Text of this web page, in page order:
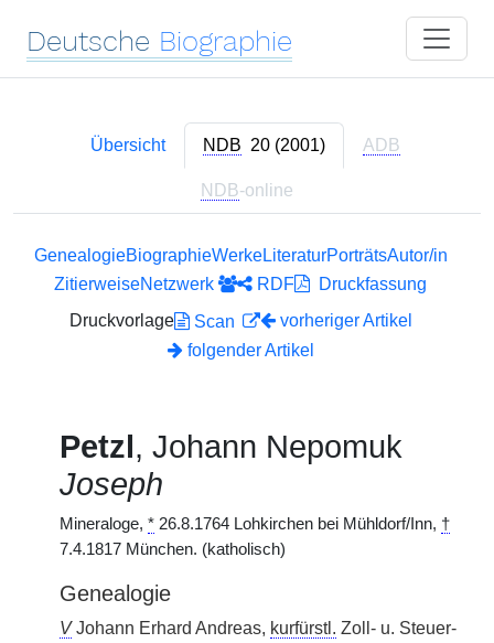
Deutsche Biographie
Übersicht NDB 20 (2001) ADB
NDB-online
GenealogieBiographieWerkeLiteraturPorträtsAutor/in
ZitierweiseNetzwerk RDF
Druckfassung
Druckvorlage
Scan
vorheriger Artikel
folgender Artikel
Petzl, Johann Nepomuk
Joseph
Mineraloge, * 26.8.1764 Lohkirchen bei Mühldorf/Inn, †
7.4.1817 München. (katholisch)
Genealogie
VJohann Erhard Andreas, kurfürstl. Zoll- u. Steuer-